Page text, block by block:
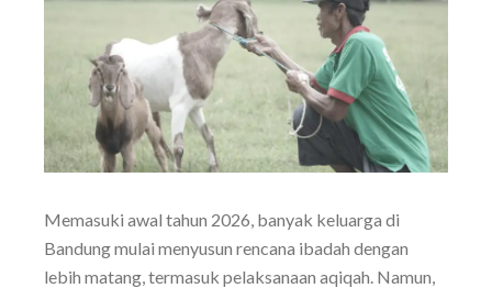
Memasuki awal tahun 2026, banyak keluarga di
Bandung mulai menyusun rencana ibadah dengan
lebih matang, termasuk pelaksanaan aqiqah. Namun,